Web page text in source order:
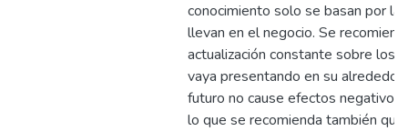
conocimiento solo se basan por la
llevan en el negocio. Se
actualización constante sobre los
vaya presentando en su
futuro no cause efectos negativos
lo que se recomienda también